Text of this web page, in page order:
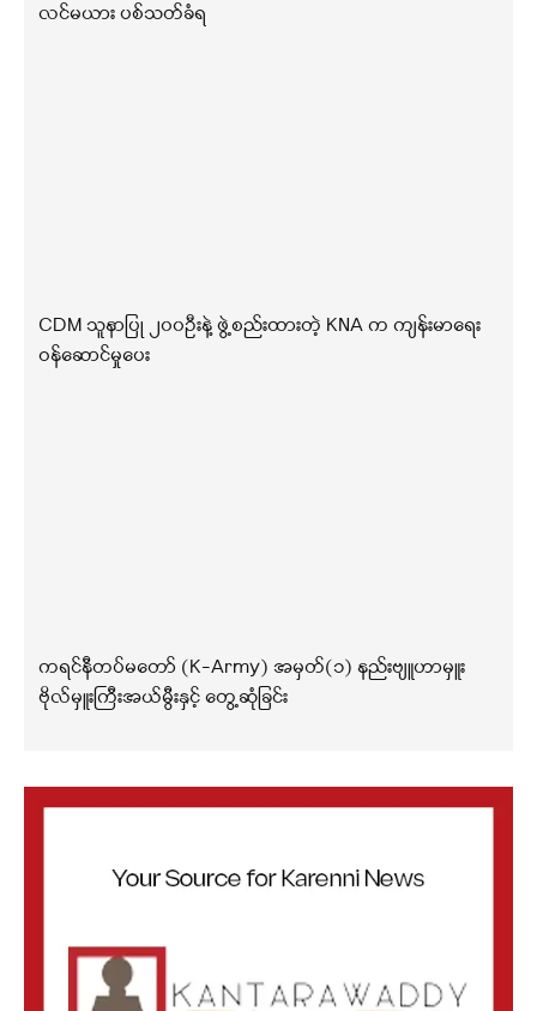
လင်မယား ပစ်သတ်ခံရ
CDM သူနာပြု ၂၀၀ဦးနဲ့ ဖွဲ့စည်းထားတဲ့ KNA က ကျန်းမာရေး
ဝန်ဆောင်မှုပေး
ကရင်နီတပ်မတော် (K-Army) အမှတ်(၁) နည်းဗျူဟာမှူး
ဗိုလ်မှူးကြီးအယ်မွီးနှင့် တွေ့ဆုံခြင်း